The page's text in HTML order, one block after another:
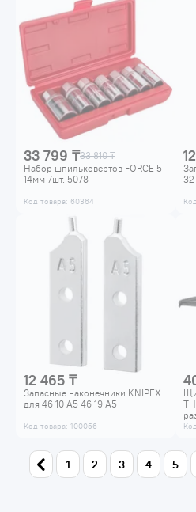
33 799 ₸33 810 ₸
Набор шпильковертов FORCE 5-
14мм 7шт. 5078
Код товара: 60364
32
12 465 ₸
Запасные наконечники KNIPEX
для 46 10 A5 46 19 A5
Код товара: 100056
1 2 3 4 5